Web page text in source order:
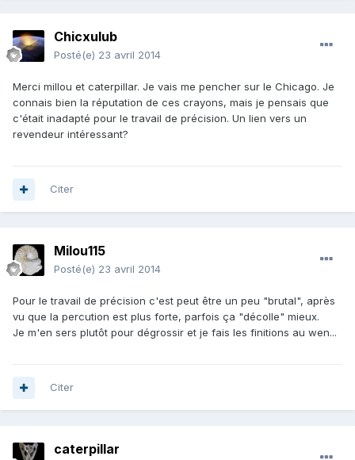
Chicxulub
Posté(e) 23 avril 2014
Merci millou et caterpillar. Je vais me pencher sur le Chicago. Je
connais bien la réputation de ces crayons, mais je pensais que
c'était inadapté pour le travail de précision. Un lien vers un
revendeur intéressant?
Citer
Milou115
Posté(e) 23 avril 2014
Pour le travail de précision c'est peut être un peu "brutal", après
vu que la percution est plus forte, parfois ça "décolle" mieux.
Je m'en sers plutôt pour dégrossir et je fais les finitions au wen...
Citer
caterpillar